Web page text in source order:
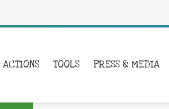
ACTIONS TOOLS PRESS & MEDIA